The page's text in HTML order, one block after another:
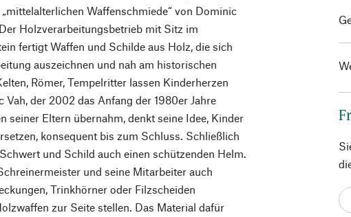
Waffenschmiede“ von Dominic
Holzverarbeitungsbetrieb mit Sitz im
fertigt Waffen und Schilde aus Holz, die sich
auszeichnen und nah am historischen
Römer, Tempelritter lassen Kinderherzen
Vah, der 2002 das Anfang der 1980er Jahre
seiner Eltern übernahm, denkt seine Idee, Kinder
konsequent bis zum Schluss. Schließlich
und Schild auch einen schützenden Helm.
und seine Mitarbeiter auch
Trinkhörner oder Filzscheiden
zur Seite stellen. Das Material dafür